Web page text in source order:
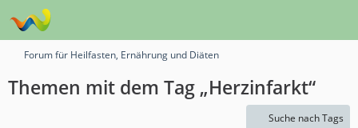
Forum für Heilfasten, Ernährung und Diäten
Themen mit dem Tag „Herzinfarkt“
Suche nach Tags